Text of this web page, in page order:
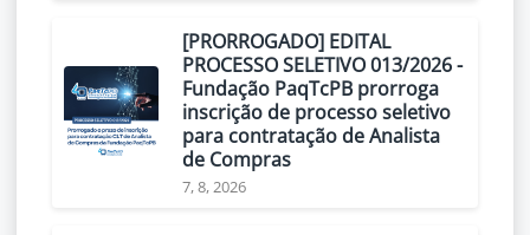
[PRORROGADO] EDITAL
PROCESSO SELETIVO 013/2026 -
Fundação PaqTcPB prorroga
inscrição de processo seletivo
para contratação de Analista
de Compras
7, 8, 2026